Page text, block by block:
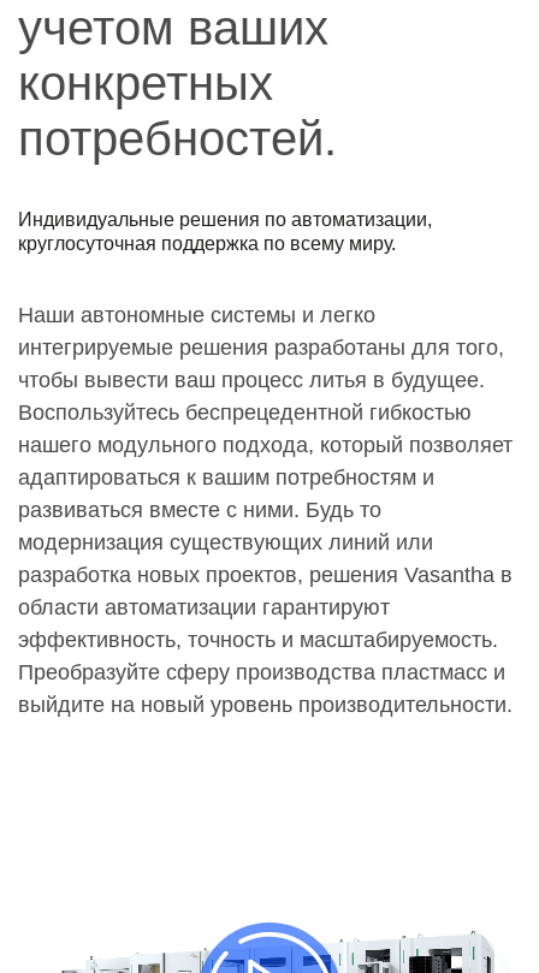
учетом ваших
конкретных
потребностей.
Индивидуальные решения по автоматизации,
круглосуточная поддержка по всему миру.
Наши автономные системы и легко
интегрируемые решения разработаны для того,
чтобы вывести ваш процесс литья в будущее.
Воспользуйтесь беспрецедентной гибкостью
нашего модульного подхода, который позволяет
адаптироваться к вашим потребностям и
развиваться вместе с ними. Будь то
модернизация существующих линий или
разработка новых проектов, решения Vasantha в
области автоматизации гарантируют
эффективность, точность и масштабируемость.
Преобразуйте сферу производства пластмасс и
выйдите на новый уровень производительности.